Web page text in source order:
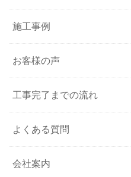
施工事例
お客様の声
工事完了までの流れ
よくある質問
会社案内